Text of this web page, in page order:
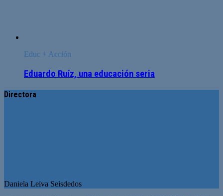
Educ + Acción
Eduardo Ruíz, una educación seria
Directora
Daniela Leiva Seisdedos